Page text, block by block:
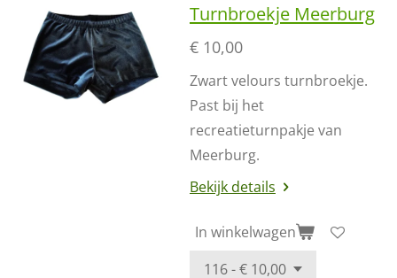
Turnbroekje Meerburg
€ 10,00
Zwart velours turnbroekje.
Past bij het
recreatieturnpakje van
Meerburg.
Bekijk details
In winkelwagen